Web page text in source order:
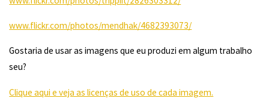
www.flickr.com/photos/mendhak/4682393073/
Gostaria de usar as imagens que eu produzi em algum trabalho
seu?
Clique aqui e veja as licenças de uso de cada imagem.